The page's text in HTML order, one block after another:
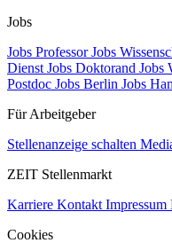
Jobs
Jobs ProfessorJobs
Dienst Jobs Doktorand Jobs
Postdoc Jobs Berlin Jobs
Für Arbeitgeber
Stellenanzeige schalten
ZEIT Stellenmarkt
Karriere Kontakt Impressum
Cookies